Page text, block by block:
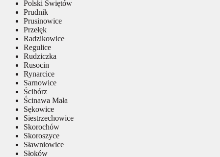
Polski Świętów
Prudnik
Prusinowice
Przełęk
Radzikowice
Regulice
Rudziczka
Rusocin
Rynarcice
Sarnowice
Ścibórz
Ścinawa Mała
Sękowice
Siestrzechowice
Skorochów
Skoroszyce
Sławniowice
Słoków